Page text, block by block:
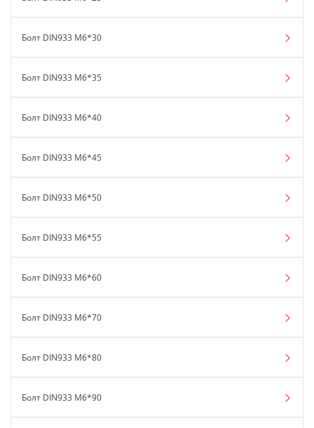
Болт DIN933 М6*30
Болт DIN933 М6*35
Болт DIN933 М6*40
Болт DIN933 М6*45
Болт DIN933 М6*50
Болт DIN933 М6*55
Болт DIN933 М6*60
Болт DIN933 М6*70
Болт DIN933 М6*80
Болт DIN933 М6*90